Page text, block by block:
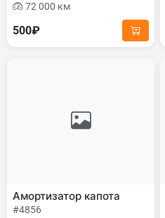
72 000 км
500₽
Амортизатор капота
#4856